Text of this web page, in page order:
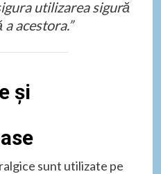
utilizarea sigură
acestora.”
și
sunt utilizate pe